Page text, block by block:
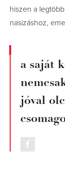
hiszen a
nasizáshoz,
a saját
jóval